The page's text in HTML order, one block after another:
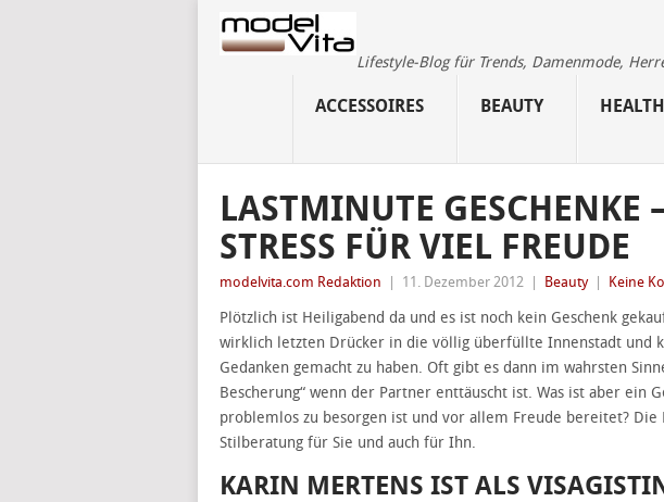
Lifestyle-Blog für Trends, Damenmode,
ACCESSOIRES BEAUTY HEALTH
LASTMINUTE GESCHENKE
STRESS FÜR VIEL FREUDE
modelvita.com Redaktion 11. Dezember 2012 Beauty Keine
Plötzlich ist Heiligabend da und es ist noch kein Geschenk
wirklich letzten Drücker in die völlig überfüllte Innenstadt und
Gedanken gemacht zu haben. Oft gibt es dann im wahrsten
Bescherung“ wenn der Partner enttäuscht ist. Was ist aber ein
problemlos zu besorgen ist und vor allem Freude bereitet? Die
Stilberatung für Sie und auch für Ihn.
KARIN MERTENS IST ALS